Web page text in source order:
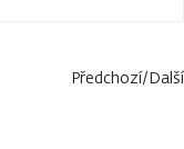
Předchozí/Další